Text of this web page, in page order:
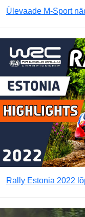
Ülevaade M-Sport
Rally Estonia 2022